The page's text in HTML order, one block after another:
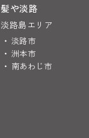
髪や淡路
淡路島エリア
淡路市
洲本市
南あわじ市